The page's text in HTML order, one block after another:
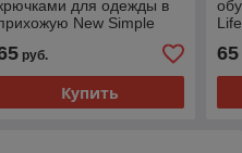
для одежды в
New Simple
руб.
Купить
65